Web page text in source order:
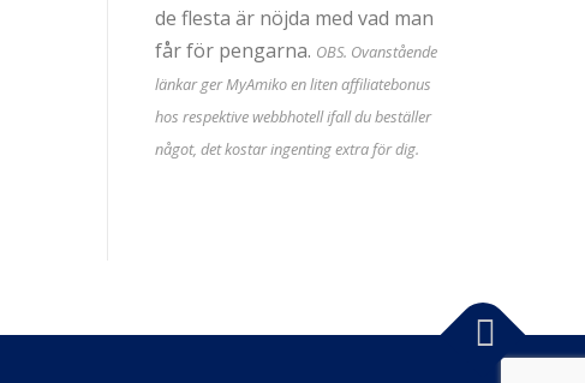
de flesta är nöjda med vad man
får för pengarna. OBS. Ovanstående
länkar ger MyAmiko en liten affiliatebonus
hos respektive webbhotell ifall du beställer
något, det kostar ingenting extra för dig.